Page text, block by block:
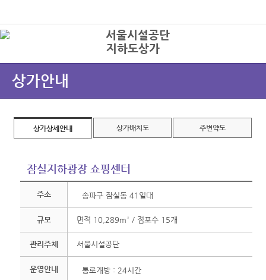
지하도상가
상가안내
상가상세안내 상가배치도 주변약도
잠실지하광장 쇼핑센터
주소 송파구 잠실동 41일대
규모 면적 10,289m² / 점포수 15개
관리주체 서울시설공단
운영안내 통로개방 : 24시간